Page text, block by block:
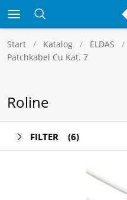
Start Katalog ELDAS
Patchkabel Cu Kat. 7
Roline
FILTER (6)